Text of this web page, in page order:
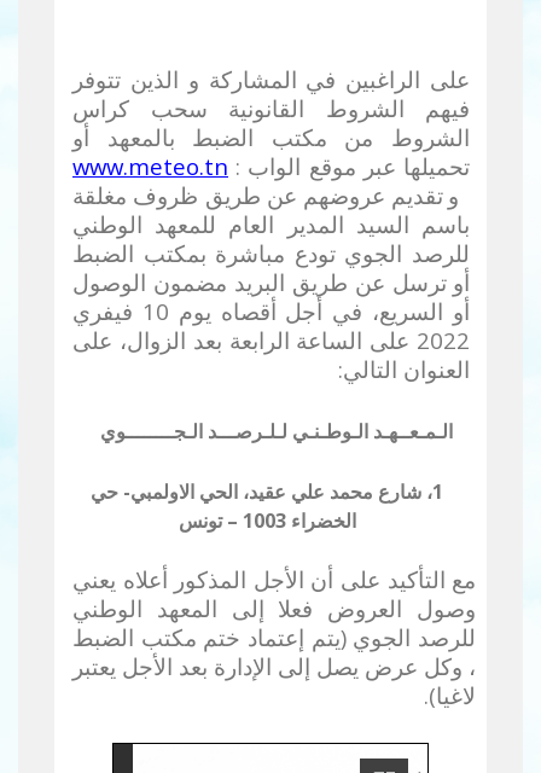
على الراغبين في المشاركة و الذين تتوفر
فيهم الشروط القانونية سحب كراس
الشروط من مكتب الضبط بالمعهد أو
تحميلها عبر موقع الواب : www.meteo.tn
و تقديم عروضهم عن طريق ظروف مغلقة
باسم السيد المدير العام للمعهد الوطني
للرصد الجوي تودع مباشرة بمكتب الضبط
أو ترسل عن طريق البريد مضمون الوصول
أو السريع، في أجل أقصاه يوم 10 فيفري
2022 على الساعة ال
رابعة بعد الزوال، على
العنوان التالي:
الـمـعــهـد الـوطـنـي لـلـرصـــد الـجــــــــوي
1، شارع محمد علي عقيد، الحي الاولمبي- حي
الخضراء 1003 – تونس
مع التأكيد على أن الأجل المذكور أعلاه يعني
وصول العروض فعلا إلى المعهد الوطني
للرصد الجوي (يتم إعتماد ختم مكتب الضبط
، وكل عرض يصل إلى الإدارة بعد الأجل يعتبر
لاغيا).